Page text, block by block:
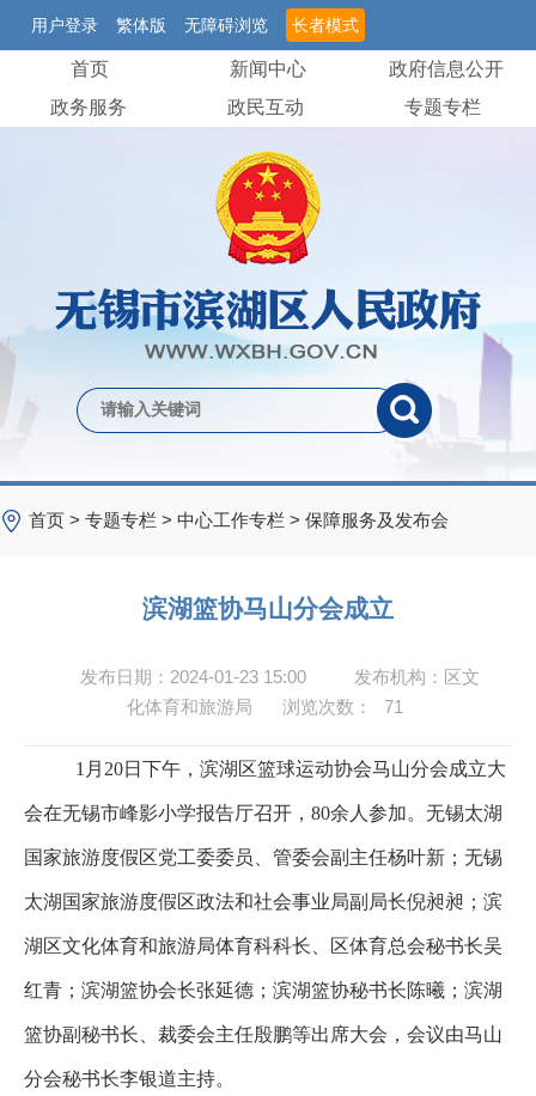
用户登录 繁体版 无障碍浏览 长者模式
首页 新闻中心
政府信息公开
政务服务
政民互动 专题专栏
首页 > 专题专栏 > 中心工作专栏 > 保障服务及发布会
滨湖篮协马山分会成立
发布日期：2024-01-23 15:00
发布机构：区文
化体育和旅游局
浏览次数： 71
1月20日下午，滨湖区篮球运动协会马山分会成立大
会在无锡市峰影小学报告厅召开，80余人参加。无锡太湖
国家旅游度假区党工委委员、管委会副主任杨叶新；无锡
太湖国家旅游度假区政法和社会事业局副局长倪昶昶；滨
湖区文化体育和旅游局体育科科长、区体育总会秘书长吴
红青；滨湖篮协会长张延德；滨湖篮协秘书长陈曦；滨湖
篮协副秘书长、裁委会主任殷鹏等出席大会，会议由马山
分会秘书长李银道主持。